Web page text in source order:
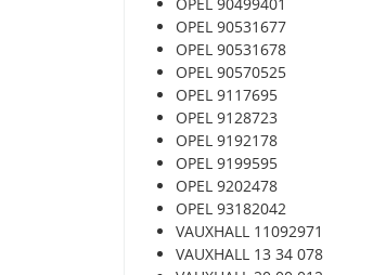
OPEL 90531677
OPEL 90531678
OPEL 90570525
OPEL 9117695
OPEL 9128723
OPEL 9192178
OPEL 9199595
OPEL 9202478
OPEL 93182042
VAUXHALL 11092971
VAUXHALL 13 34 078